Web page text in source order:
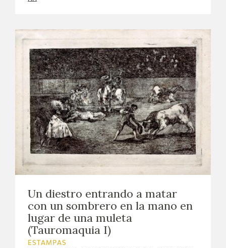
BLOG CUADERNO ITALIANO
FRANCISCO DE GOYA
BIOGRAFÍA
CRONOLOGÍA
EL VIAJE DE GOYA
GOYA EN ARAGÓN
PREMIO ARAGÓN GOYA
Un diestro entrando a matar
con un sombrero en la mano en
lugar de una muleta
(Tauromaquia I)
ESTAMPAS